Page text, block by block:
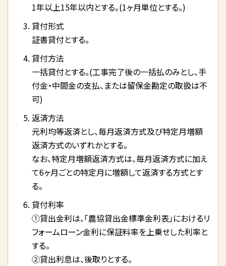
1年以上15年以内とする。(1ヶ月単位とする。)
貸付形式
証書貸付とする。
貸付方法
一括貸付とする。(工事完了後の一括払のみとし、手
付金・中間金の支払、または留保金勘定の取扱は不
可)
返済方法
元利均等返済とし、毎月返済方式及び特定月増額
返済方式のいずれかとする。
なお、特定月増額返済方式は、毎月返済方式に加え
て6ヶ月ごとの特定月に増額して返済する方式とす
る。
貸付利率
①貸出金利は、「農協貸出金標準金利表」におけるリ
フォームローン金利に保証料率を上乗せした利率と
する。
②貸出利息は、後取りとする。